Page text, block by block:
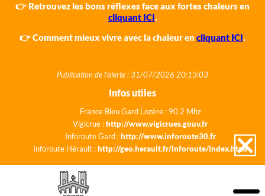
👉 Retrouvez les bons réflexes face aux fortes chaleurs en
cliquant ICI.
👉 Comment mieux vivre avec la chaleur en cliquant ICI.
Publication de l'alerte : 31/07/2026 20:13:03
Infos utiles
France Bleu Gard Lozère : 90.2 Mhz
Vigicrue :http://www.vigicrues.gouv.fr
Inforoute Gard :http://www.inforoute30.fr
Inforoute Hérault :http://geo.herault.fr/inforoute/index.html